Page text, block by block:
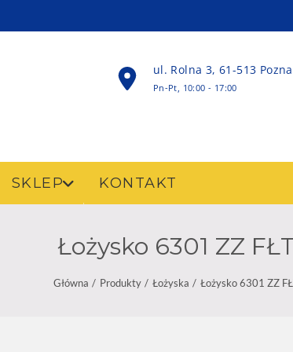
ul. Rolna 3, 61-513
Pn-Pt, 10:00 - 17:00
SKLEP KONTAKT
Łożysko 6301 ZZ
Główna Produkty Łożyska Łożysko 6301 ZZ